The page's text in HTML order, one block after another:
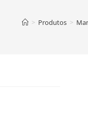
> Produtos >